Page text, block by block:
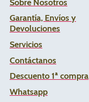
Sobre Nosotros
Garantía, Envíos y
Devoluciones
Servicios
Contáctanos
Descuento 1ª compra
Whatsapp